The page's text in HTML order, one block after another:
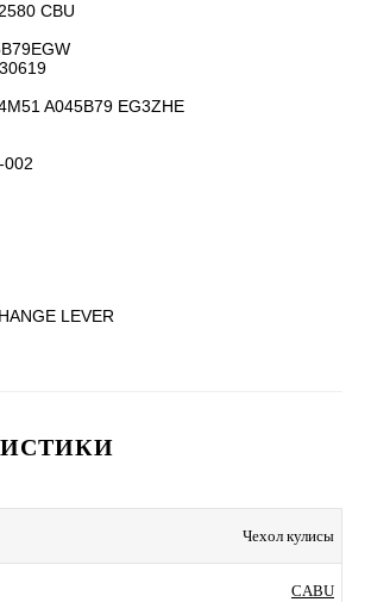
CBU
A045B79 EG3ZHE
002
LEVER
Чехол кулисы
CABU